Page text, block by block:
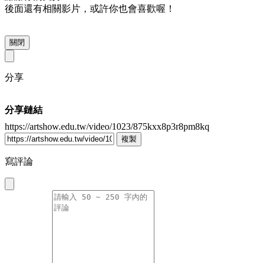
後面還有相關影片，或許你也會喜歡喔！
關閉
分享
分享鏈結
https://artshow.edu.tw/video/1023/875kxx8p3r8pm8kq
複製
寫評論